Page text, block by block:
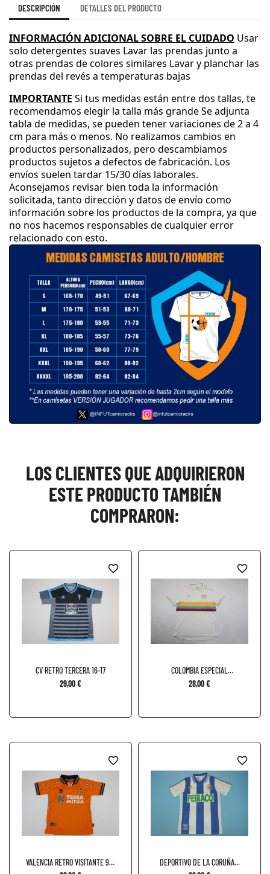
DESCRIPCIÓN DETALLES DEL PRODUCTO
INFORMACIÓN ADICIONAL SOBRE EL CUIDADO Usar
solo detergentes suaves Lavar las prendas junto a
otras prendas de colores similares Lavar y planchar las
prendas del revés a temperaturas bajas
IMPORTANTE Si tus medidas están entre dos tallas, te
recomendamos elegir la talla más grandeSe adjunta
tabla de medidas, se pueden tener variaciones de 2 a 4
cm para más o menos. No realizamos cambios en
productos personalizados, pero descambiamos
productos sujetos a defectos de fabricación. Los
envíos suelen tardar 15/30 días laborales.
Aconsejamos revisar bien toda la información
solicitada, tanto dirección y datos de envío como
información sobre los productos de la compra, ya que
no nos hacemos responsables de cualquier error
relacionado con esto.
LOS CLIENTES QUE ADQUIRIERON
ESTE PRODUCTO TAMBIÉN
COMPRARON:
CV RETRO TERCERA 16-17
29,00 €
favorite_border
COLOMBIA ESPECIAL
CENTENARIO
28,00 €
favorite_border
VALENCIA RETRO VISITANTE 99-
favorite_border
DEPORTIVO DE LA CORUÑA...
favorite_border